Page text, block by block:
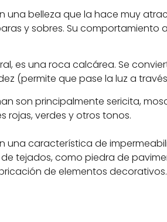
una belleza que la hace muy
y sobres. Su comportamiento
es una roca calcárea. Se
(permite que pase la luz a
son principalmente sericita,
rojas, verdes y otros tonos.
una característica de
tejados, como piedra de
de elementos decorativos.